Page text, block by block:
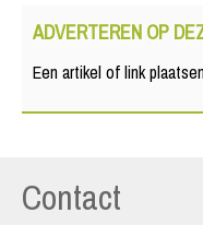
ADVERTEREN OP
Een artikel of link
Contact